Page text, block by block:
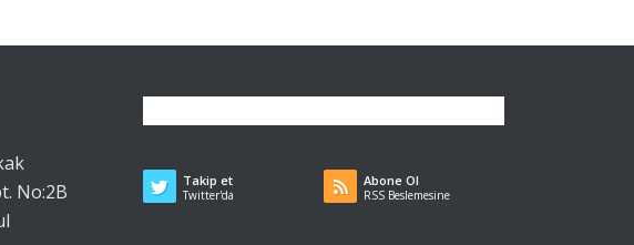
No:2B
Takip et
Twitter'da
Abone Ol
RSS Beslemesine